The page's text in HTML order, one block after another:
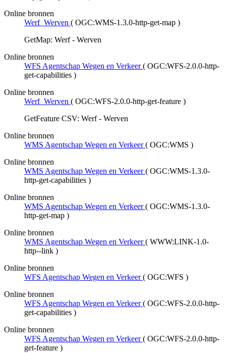
Online bronnen
Werf_Werven ( OGC:WMS-1.3.0-http-get-map )
GetMap: Werf - Werven
Online bronnen
WFS Agentschap Wegen en Verkeer ( OGC:WFS-2.0.0-http-
get-capabilities )
Online bronnen
Werf_Werven ( OGC:WFS-2.0.0-http-get-feature )
GetFeature CSV: Werf - Werven
Online bronnen
WMS Agentschap Wegen en Verkeer ( OGC:WMS )
Online bronnen
WMS Agentschap Wegen en Verkeer ( OGC:WMS-1.3.0-
http-get-capabilities )
Online bronnen
WMS Agentschap Wegen en Verkeer ( OGC:WMS-1.3.0-
http-get-map )
Online bronnen
WMS Agentschap Wegen en Verkeer ( WWW:LINK-1.0-
http--link )
Online bronnen
WFS Agentschap Wegen en Verkeer ( OGC:WFS )
Online bronnen
WFS Agentschap Wegen en Verkeer ( OGC:WFS-2.0.0-http-
get-capabilities )
Online bronnen
WFS Agentschap Wegen en Verkeer ( OGC:WFS-2.0.0-http-
get-feature )